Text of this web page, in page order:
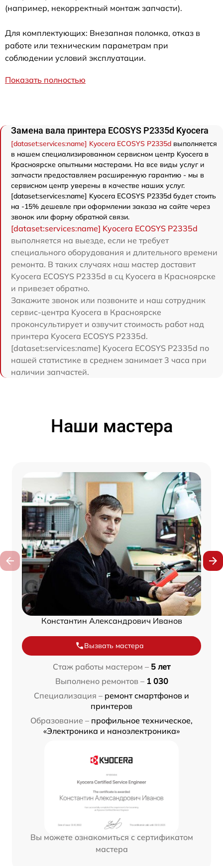
(например, некорректный монтаж запчасти).
Для комплектующих: Внезапная поломка, отказ в
работе или техническим параметрам при
соблюдении условий эксплуатации.
Показать полностью
Замена вала принтера ECOSYS P2335d Kyocera
[dataset:services:name] Kyocera ECOSYS P2335d выполняется
в нашем специализированном сервисном центр Kyocera в
Красноярске опытными мастерами. На все виды услуг и
запчасти предоставляем расширенную гарантию - мы в
сервисном центр уверены в качестве наших услуг.
[dataset:services:name] Kyocera ECOSYS P2335d будет стоить
на -15% дешевле при оформлении заказа на сайте через
звонок или форму обратной связи.
[dataset:services:name] Kyocera ECOSYS P2335d
выполняется на выезде, если не требует
специального оборудования и длительного времени
ремонта. В таких случаях наш мастер доставит
Kyocera ECOSYS P2335d в сц Kyocera в Красноярске
и привезет обратно.
Закажите звонок или позвоните и наш сотрудник
сервис-центра Kyocera в Красноярске
проконсультирует и озвучит стоимость работ над
принтера Kyocera ECOSYS P2335d.
[dataset:services:name] Kyocera ECOSYS P2335d по
нашей статистике в среднем занимает 3 часа при
наличии запчастей.
Наши мастера
Константин Александрович Иванов
Вызвать мастера
Стаж работы мастером – 5 лет
Выполнено ремонтов – 1 030
Специализация – ремонт смартфонов и
принтеров
Образование – профильное техническое,
«Электроника и наноэлектроника»
Вы можете ознакомиться с сертификатом
мастера